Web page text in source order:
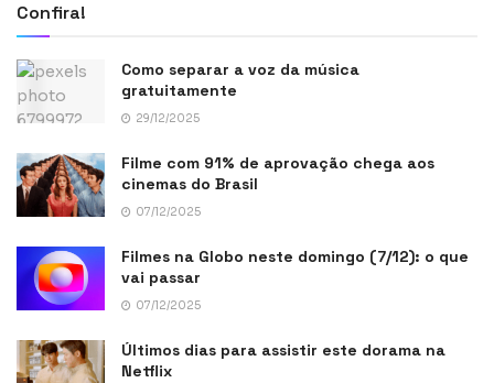
Confira!
Como separar a voz da música
gratuitamente
29/12/2025
Filme com 91% de aprovação chega aos
cinemas do Brasil
07/12/2025
Filmes na Globo neste domingo (7/12): o que
vai passar
07/12/2025
Últimos dias para assistir este dorama na
Netflix